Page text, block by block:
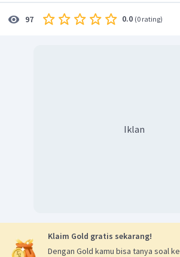
97 0.0 (0 rating)
Iklan
Klaim Gold gratis sekarang!
Dengan Gold kamu bisa tanya soal